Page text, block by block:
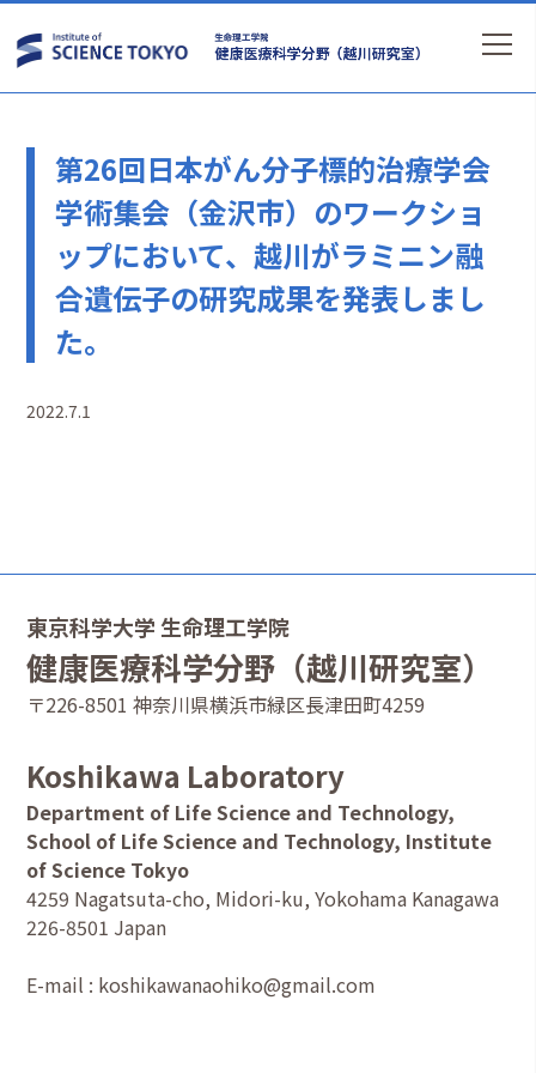
第26回日本がん分子標的治療学会
学術集会（金沢市）のワークショ
ップにおいて、越川がラミニン融
合遺伝子の研究成果を発表しまし
た。
2022.7.1
東京科学大学 生命理工学院
健康医療科学分野（越川研究室）
〒226-8501 神奈川県横浜市緑区長津田町4259
Koshikawa Laboratory
Department of Life Science and Technology,
School of Life Science and Technology, Institute
of Science Tokyo
4259 Nagatsuta-cho, Midori-ku, Yokohama Kanagawa
226-8501 Japan
E-mail : koshikawanaohiko@gmail.com